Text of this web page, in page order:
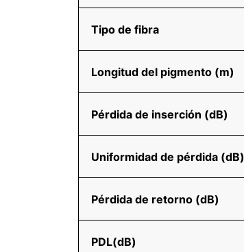
Tipo de fibra
Longitud del pigmento (m)
Pérdida de inserción (dB)
Uniformidad de pérdida (dB)
Pérdida de retorno (dB)
PDL(dB)